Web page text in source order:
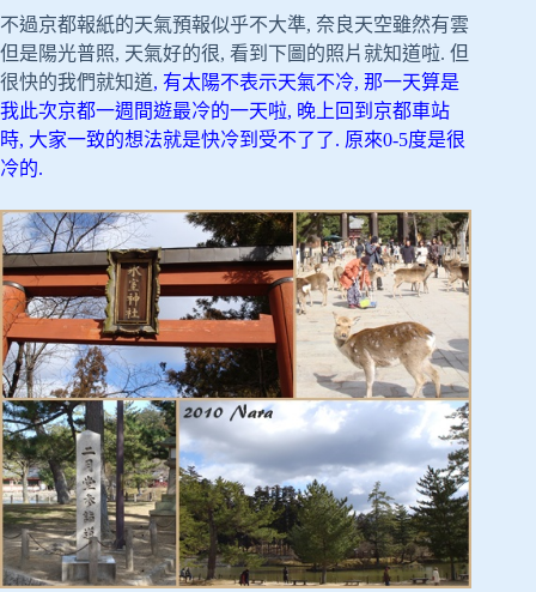
不過京都報紙的天氣預報似乎不大準, 奈良天空雖然有雲
但是陽光普照, 天氣好的很, 看到下圖的照片就知道啦. 但
很快的我們就知道, 有太陽不表示天氣不冷, 那一天算是
我此次京都一週間遊最冷的一天啦, 晚上回到京都車站
時, 大家一致的想法就是快冷到受不了了. 原來0-5度是很
冷的.